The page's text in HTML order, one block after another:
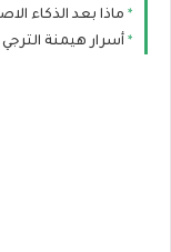
ماذا بعد الذكاء
أسرار هيمنة الترجي